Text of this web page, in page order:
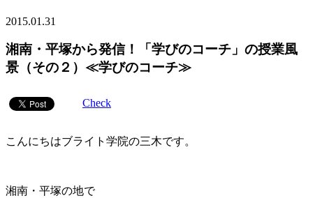
2015.01.31
湘南・平塚から発信！「学びのコーチ」の授業風
景（その２）≪学びのコーチ≫
Check
こんにちはブライト学院の三木です。
湘南・平塚の地で